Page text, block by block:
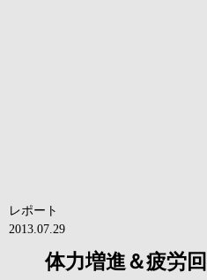
レポート
2013.07.29
体力増進＆疲労